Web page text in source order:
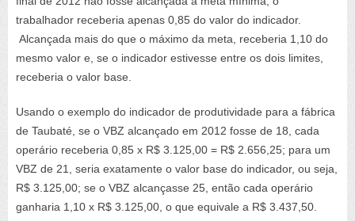
trabalhador receberia apenas 0,85 do valor do indicador.
Alcançada mais do que o máximo da meta, receberia 1,10 do
mesmo valor e, se o indicador estivesse entre os dois limites,
receberia o valor base.
Usando o exemplo do indicador de produtividade para a fábrica
de Taubaté, se o VBZ alcançado em 2012 fosse de 18, cada
operário receberia 0,85 x R$ 3.125,00 = R$ 2.656,25; para um
VBZ de 21, seria exatamente o valor base do indicador, ou seja,
R$ 3.125,00; se o VBZ alcançasse 25, então cada operário
ganharia 1,10 x R$ 3.125,00, o que equivale a R$ 3.437,50.